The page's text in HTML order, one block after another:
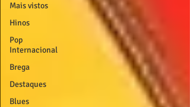
Mais vistos
Hinos
Pop
Internacional
Brega
Destaques
Blues